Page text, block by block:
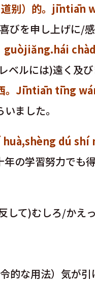
/ 道别）的。
びを申し上げに/
guòjiăng.hái
ルには)遠く及び
西。Jīntiān tīng
ました。
huà,shèng dú shí
の学習努力でも
して)むしろ/かえ
的な用法）気が